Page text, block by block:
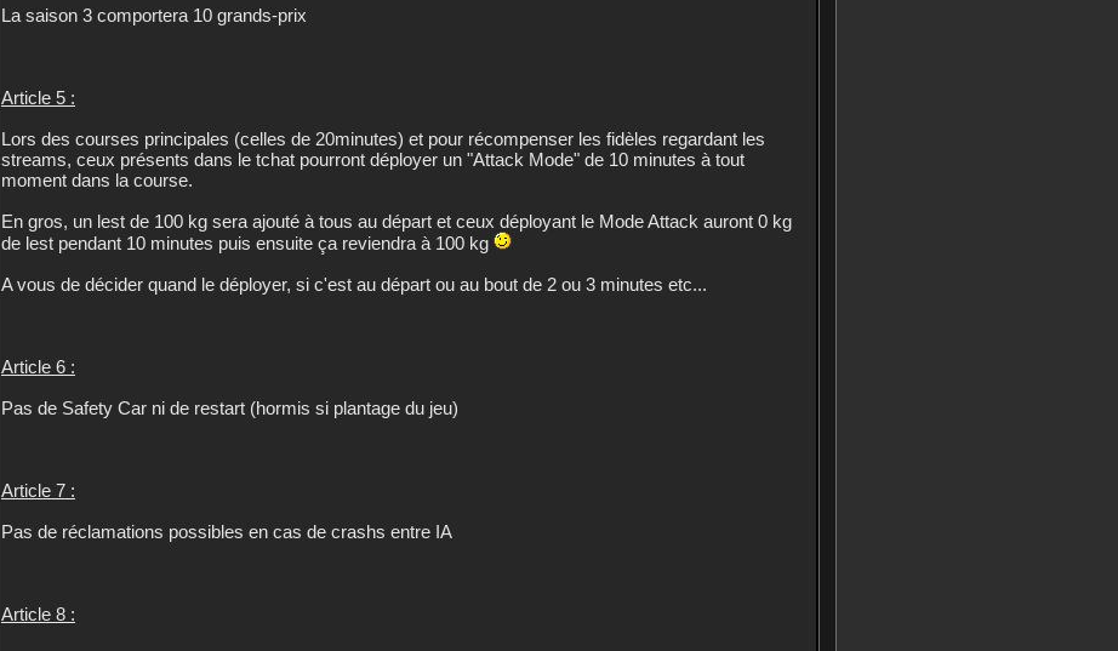
La saison 3 comportera 10 grands-prix
Article 5 :
Lors des courses principales (celles de 20minutes) et pour récompenser les fidèles regardant les
streams, ceux présents dans le tchat pourront déployer un "Attack Mode" de 10 minutes à tout
moment dans la course.
En gros, un lest de 100 kg sera ajouté à tous au départ et ceux déployant le Mode Attack auront 0 kg
de lest pendant 10 minutes puis ensuite ça reviendra à 100 kg
A vous de décider quand le déployer, si c'est au départ ou au bout de 2 ou 3 minutes etc...
Article 6 :
Pas de Safety Car ni de restart (hormis si plantage du jeu)
Article 7 :
Pas de réclamations possibles en cas de crashs entre IA
Article 8 :